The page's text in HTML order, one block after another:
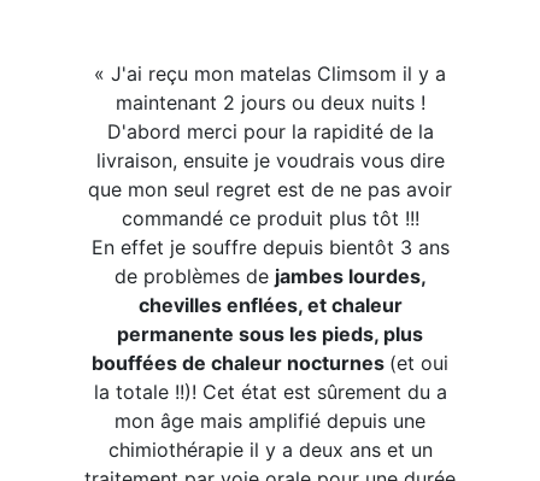
« J'ai reçu mon matelas Climsom il y a
maintenant 2 jours ou deux nuits !
D'abord merci pour la rapidité de la
livraison, ensuite je voudrais vous dire
que mon seul regret est de ne pas avoir
commandé ce produit plus tôt !!!
En effet je souffre depuis bientôt 3 ans
de problèmes de jambes lourdes,
chevilles enflées, et chaleur
permanente sous les pieds, plus
bouffées de chaleur nocturnes (et oui
la totale !!)! Cet état est sûrement du a
mon âge mais amplifié depuis une
chimiothérapie il y a deux ans et un